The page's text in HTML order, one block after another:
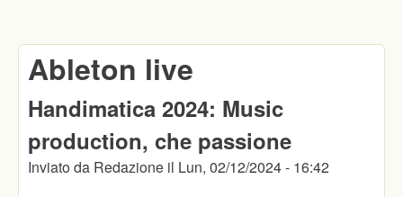
Ableton live
Handimatica 2024: Music
production, che passione
Inviato da Redazione il Lun, 02/12/2024 - 16:42